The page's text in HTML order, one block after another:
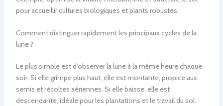
pour accueillir cultures biologiques et plants robustes.
Comment distinguer rapidement les principaux cycles de la
lune ?
Le plus simple est d’observer la lune à la même heure chaque
soir. Si elle grimpe plus haut, elle est montante, propice aux
semis et récoltes aériennes. Si elle baisse, elle est
descendante, idéale pour les plantations et le travail du sol.